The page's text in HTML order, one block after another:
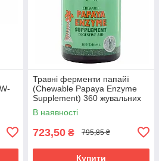
Травні ферменти папайї
(Chewable Papaya Enzyme
Supplement) 360 жувальних
таблеток NAP-04462
В наявності
723,50 ₴ 795,85 ₴
Купити